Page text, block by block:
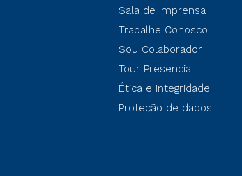
Sala de Imprensa
Trabalhe Conosco
Sou Colaborador
Tour Presencial
Ética e Integridade
Proteção de dados